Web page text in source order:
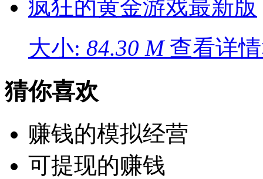
疯狂的黄金游戏最新版
大小: 84.30 M查看详
猜你喜欢
赚钱的模拟经营
可提现的赚钱